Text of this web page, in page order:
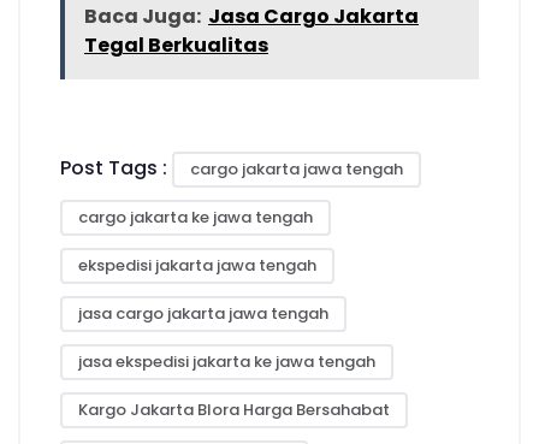
Baca Juga: Jasa Cargo Jakarta
Tegal Berkualitas
Post Tags : cargo jakarta jawa tengah
cargo jakarta ke jawa tengah
ekspedisi jakarta jawa tengah
jasa cargo jakarta jawa tengah
jasa ekspedisi jakarta ke jawa tengah
Kargo Jakarta Blora Harga Bersahabat